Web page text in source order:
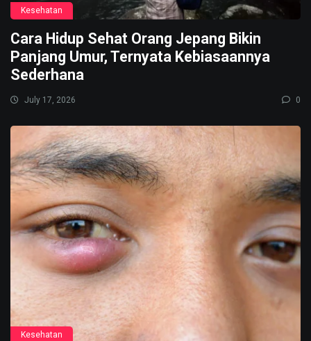
Kesehatan
Cara Hidup Sehat Orang Jepang Bikin
Panjang Umur, Ternyata Kebiasaannya
Sederhana
July 17, 2026 0
Kesehatan